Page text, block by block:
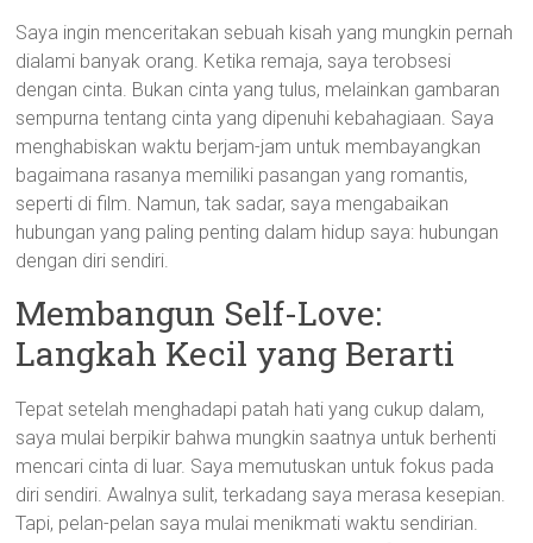
Saya ingin menceritakan sebuah kisah yang mungkin pernah
dialami banyak orang. Ketika remaja, saya terobsesi
dengan cinta. Bukan cinta yang tulus, melainkan gambaran
sempurna tentang cinta yang dipenuhi kebahagiaan. Saya
menghabiskan waktu berjam-jam untuk membayangkan
bagaimana rasanya memiliki pasangan yang romantis,
seperti di film. Namun, tak sadar, saya mengabaikan
hubungan yang paling penting dalam hidup saya: hubungan
dengan diri sendiri.
Membangun Self-Love:
Langkah Kecil yang Berarti
Tepat setelah menghadapi patah hati yang cukup dalam,
saya mulai berpikir bahwa mungkin saatnya untuk berhenti
mencari cinta di luar. Saya memutuskan untuk fokus pada
diri sendiri. Awalnya sulit, terkadang saya merasa kesepian.
Tapi, pelan-pelan saya mulai menikmati waktu sendirian.